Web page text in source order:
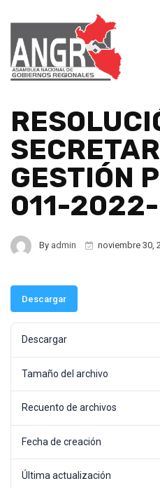
GESTIÓN
011-
By admin noviembre 30,
Descargar
Descargar
Tamaño del archivo
Recuento de archivos
Fecha de creación
Última actualización